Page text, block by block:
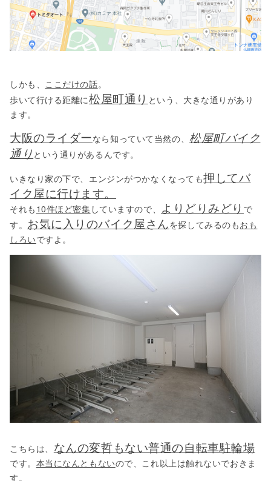
しかも、 ここだけの話。
歩いて行ける距離に松屋町通り という、大きな通りがあり
ます。
大阪のライダーなら知っていて当然の、 松屋町バイク
通り という通りがあるんです。
いきなり家の下で、エンジンがつかなくなっても押してバ
イク屋に行けます。
それも 10件ほど密集 していますので、 よりどりみどり で
す。 お気に入りのバイク屋さんを探してみるのもおも
しろいですよ。
こちらは、 なんの変哲もない普通の自転車駐輪場
です。 本当になんともないので、これ以上は触れないでおきま
す。